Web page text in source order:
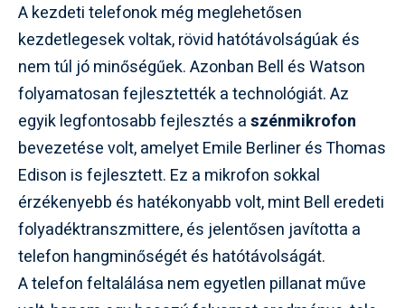
A kezdeti telefonok még meglehetősen
kezdetlegesek voltak, rövid hatótávolságúak és
nem túl jó minőségűek. Azonban Bell és Watson
folyamatosan fejlesztették a technológiát. Az
egyik legfontosabb fejlesztés aszénmikrofon
bevezetése volt, amelyet Emile Berliner és Thomas
Edison is fejlesztett. Ez a mikrofon sokkal
érzékenyebb és hatékonyabb volt, mint Bell eredeti
folyadéktranszmittere, és jelentősen javította a
telefon hangminőségét és hatótávolságát.
A telefon feltalálása nem egyetlen pillanat műve